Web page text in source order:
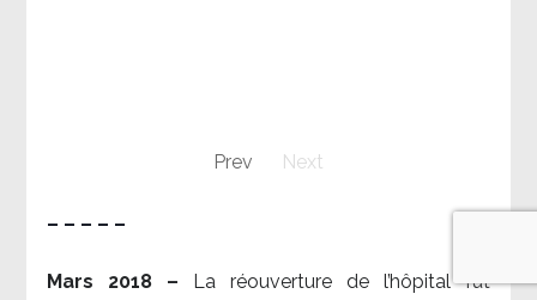
Prev Next
– – – – –
Mars 2018 –
La réouverture de l’hôpital fut